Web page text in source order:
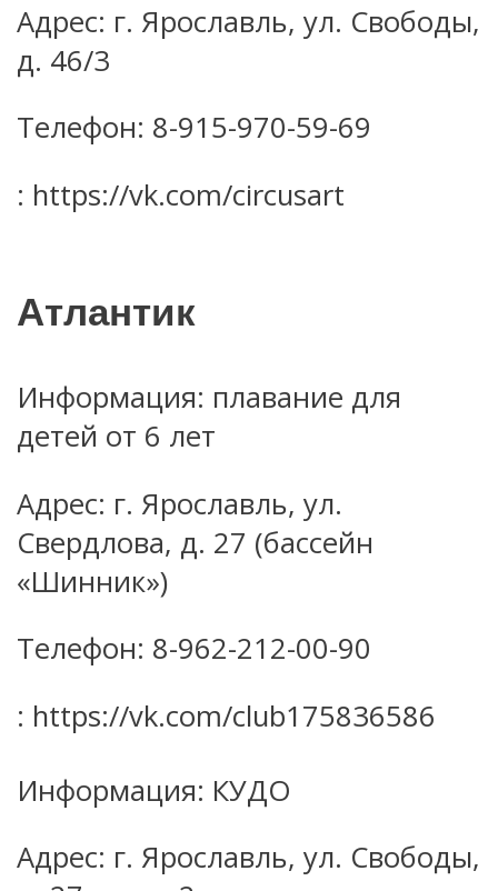
Адрес: г. Ярославль, ул. Свободы,
д. 46/3
Телефон: 8-915-970-59-69
: https://vk.com/circusart
Атлантик
Информация: плавание для
детей от 6 лет
Адрес: г. Ярославль, ул.
Свердлова, д. 27 (бассейн
«Шинник»)
Телефон: 8-962-212-00-90
: https://vk.com/club175836586
Информация: КУДО
Адрес: г. Ярославль, ул. Свободы,